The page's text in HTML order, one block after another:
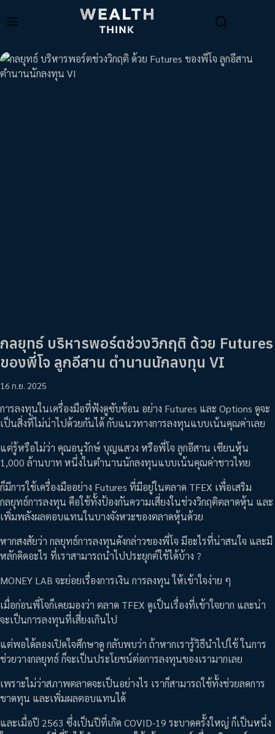
กลยุทธ์ บริหารพอร์ตช่วงวิกฤติ ด้วย Futures
ของพี่โจ ลูกอีสาน ตำนานนักลงทุน VI
16 ก.ย. 2025
การลงทุนในเครื่องมือที่ฟังดูซับซ้อน อย่าง Futures และ Options ดูจะ
เป็นสิ่งที่ไม่น่าไปด้วยกันได้ กับแนวทางการลงทุนแบบเน้นคุณค่าเลย
แต่รู้หรือไม่ว่า คุณอนุรักษ์ บุญแสวง หรือพี่โจ ลูกอีสาน เซียนหุ้น
1,000 ล้านบาท หนึ่งในตำนานนักลงทุนแบบเน้นคุณค่าชาวไทย
ก็มีการใช้เครื่องมืออย่าง Futures ที่มีอยู่ในตลาด TFEX เพื่อเสริม
กลยุทธ์การลงทุน คือใช้ทั้งป้องกันความเสี่ยงในช่วงวิกฤติตลาดหุ้น และ
เพิ่มพลังผลตอบแทนในบางจังหวะของตลาดหุ้นด้วย
หากสงสัยว่า กลยุทธ์การลงทุนดังกล่าวของพี่โจ มีอะไรที่น่าสนใจ และมี
หลักคิดอะไร ที่เราสามารถนำไปประยุกต์ใช้ได้บ้าง ?
MONEY LAB จะย่อยเรื่องการเงิน การลงทุน ให้เข้าใจง่าย ๆ
เมื่อก่อนพี่โจก็เคยมองว่า ตลาด TFEX ดูเป็นเรื่องที่เข้าใจยาก และน่า
จะเป็นการลงทุนที่เสี่ยงเกินไป
แต่พอได้ลองเปิดใจศึกษาดู กลับพบว่า ถ้าหากเรารู้วิธีนำไปใช้ ในการ
ช่วยวางกลยุทธ์ ก็จะเป็นประโยชน์ต่อการลงทุนของเรามากเลย
เพราะไม่ว่าสภาพตลาดจะเป็นอย่างไร เราก็สามารถใช้ทั้งช่วยลดการ
ขาดทุน และเพิ่มผลตอบแทนได้
และเมื่อปี 2563 ซึ่งเป็นปีที่เกิด COVID-19 ระบาดครั้งใหญ่ ก็เป็นหนึ่ง